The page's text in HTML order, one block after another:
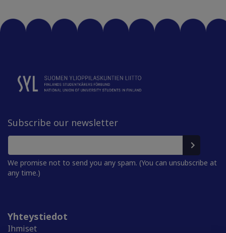
Subscribe our newsletter
We promise not to send you any spam. (You can unsubscribe at
any time.)
Yhteystiedot
Ihmiset